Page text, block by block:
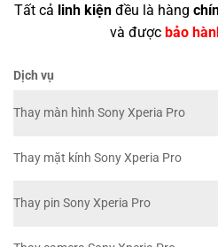
Tất cả linh kiện đều là hàng
và được bảo
Dịch vụ
Thay màn hình Sony Xperia Pro
Thay mặt kính Sony Xperia Pro
Thay pin Sony Xperia Pro